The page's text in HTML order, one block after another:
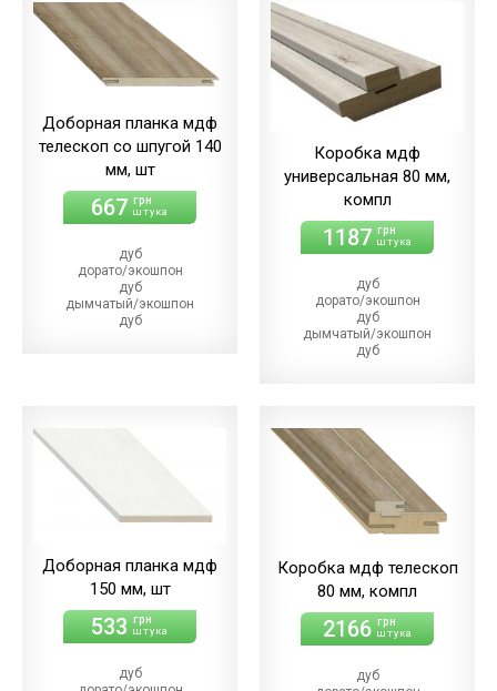
светлый/экошпон
дуб
шале/ПВХ
(+86.00 грн)
мерсо/ПВХ
(+22.00 грн)
дуб
светлый/экошпон
дуб
шале/ПВХ
(+22.00 грн)
Доборная планка мдф
телескоп со шпугой 140
мм, шт
667 грн
штука
дуб
дорато/экошпон
дуб
дымчатый/экошпон
дуб
светлый/экошпон
шале/ПВХ
(+21.00 грн)
Коробка мдф
универсальная 80 мм,
компл
1187 грн
штука
дуб
дорато/экошпон
дуб
дымчатый/экошпон
дуб
дуб
мерсо/ПВХ
(+64.00 грн)
дуб
светлый/экошпон
дуб
шале/ПВХ
Доборная планка мдф
150 мм, шт
533 грн
штука
дуб
Коробка мдф телескоп
80 мм, компл
2166 грн
штука
дуб